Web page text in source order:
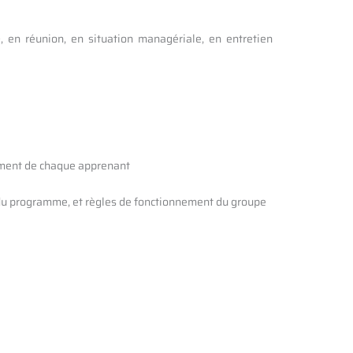
en réunion, en situation managériale, en entretien
de chaque apprenant
et règles de fonctionnement du groupe